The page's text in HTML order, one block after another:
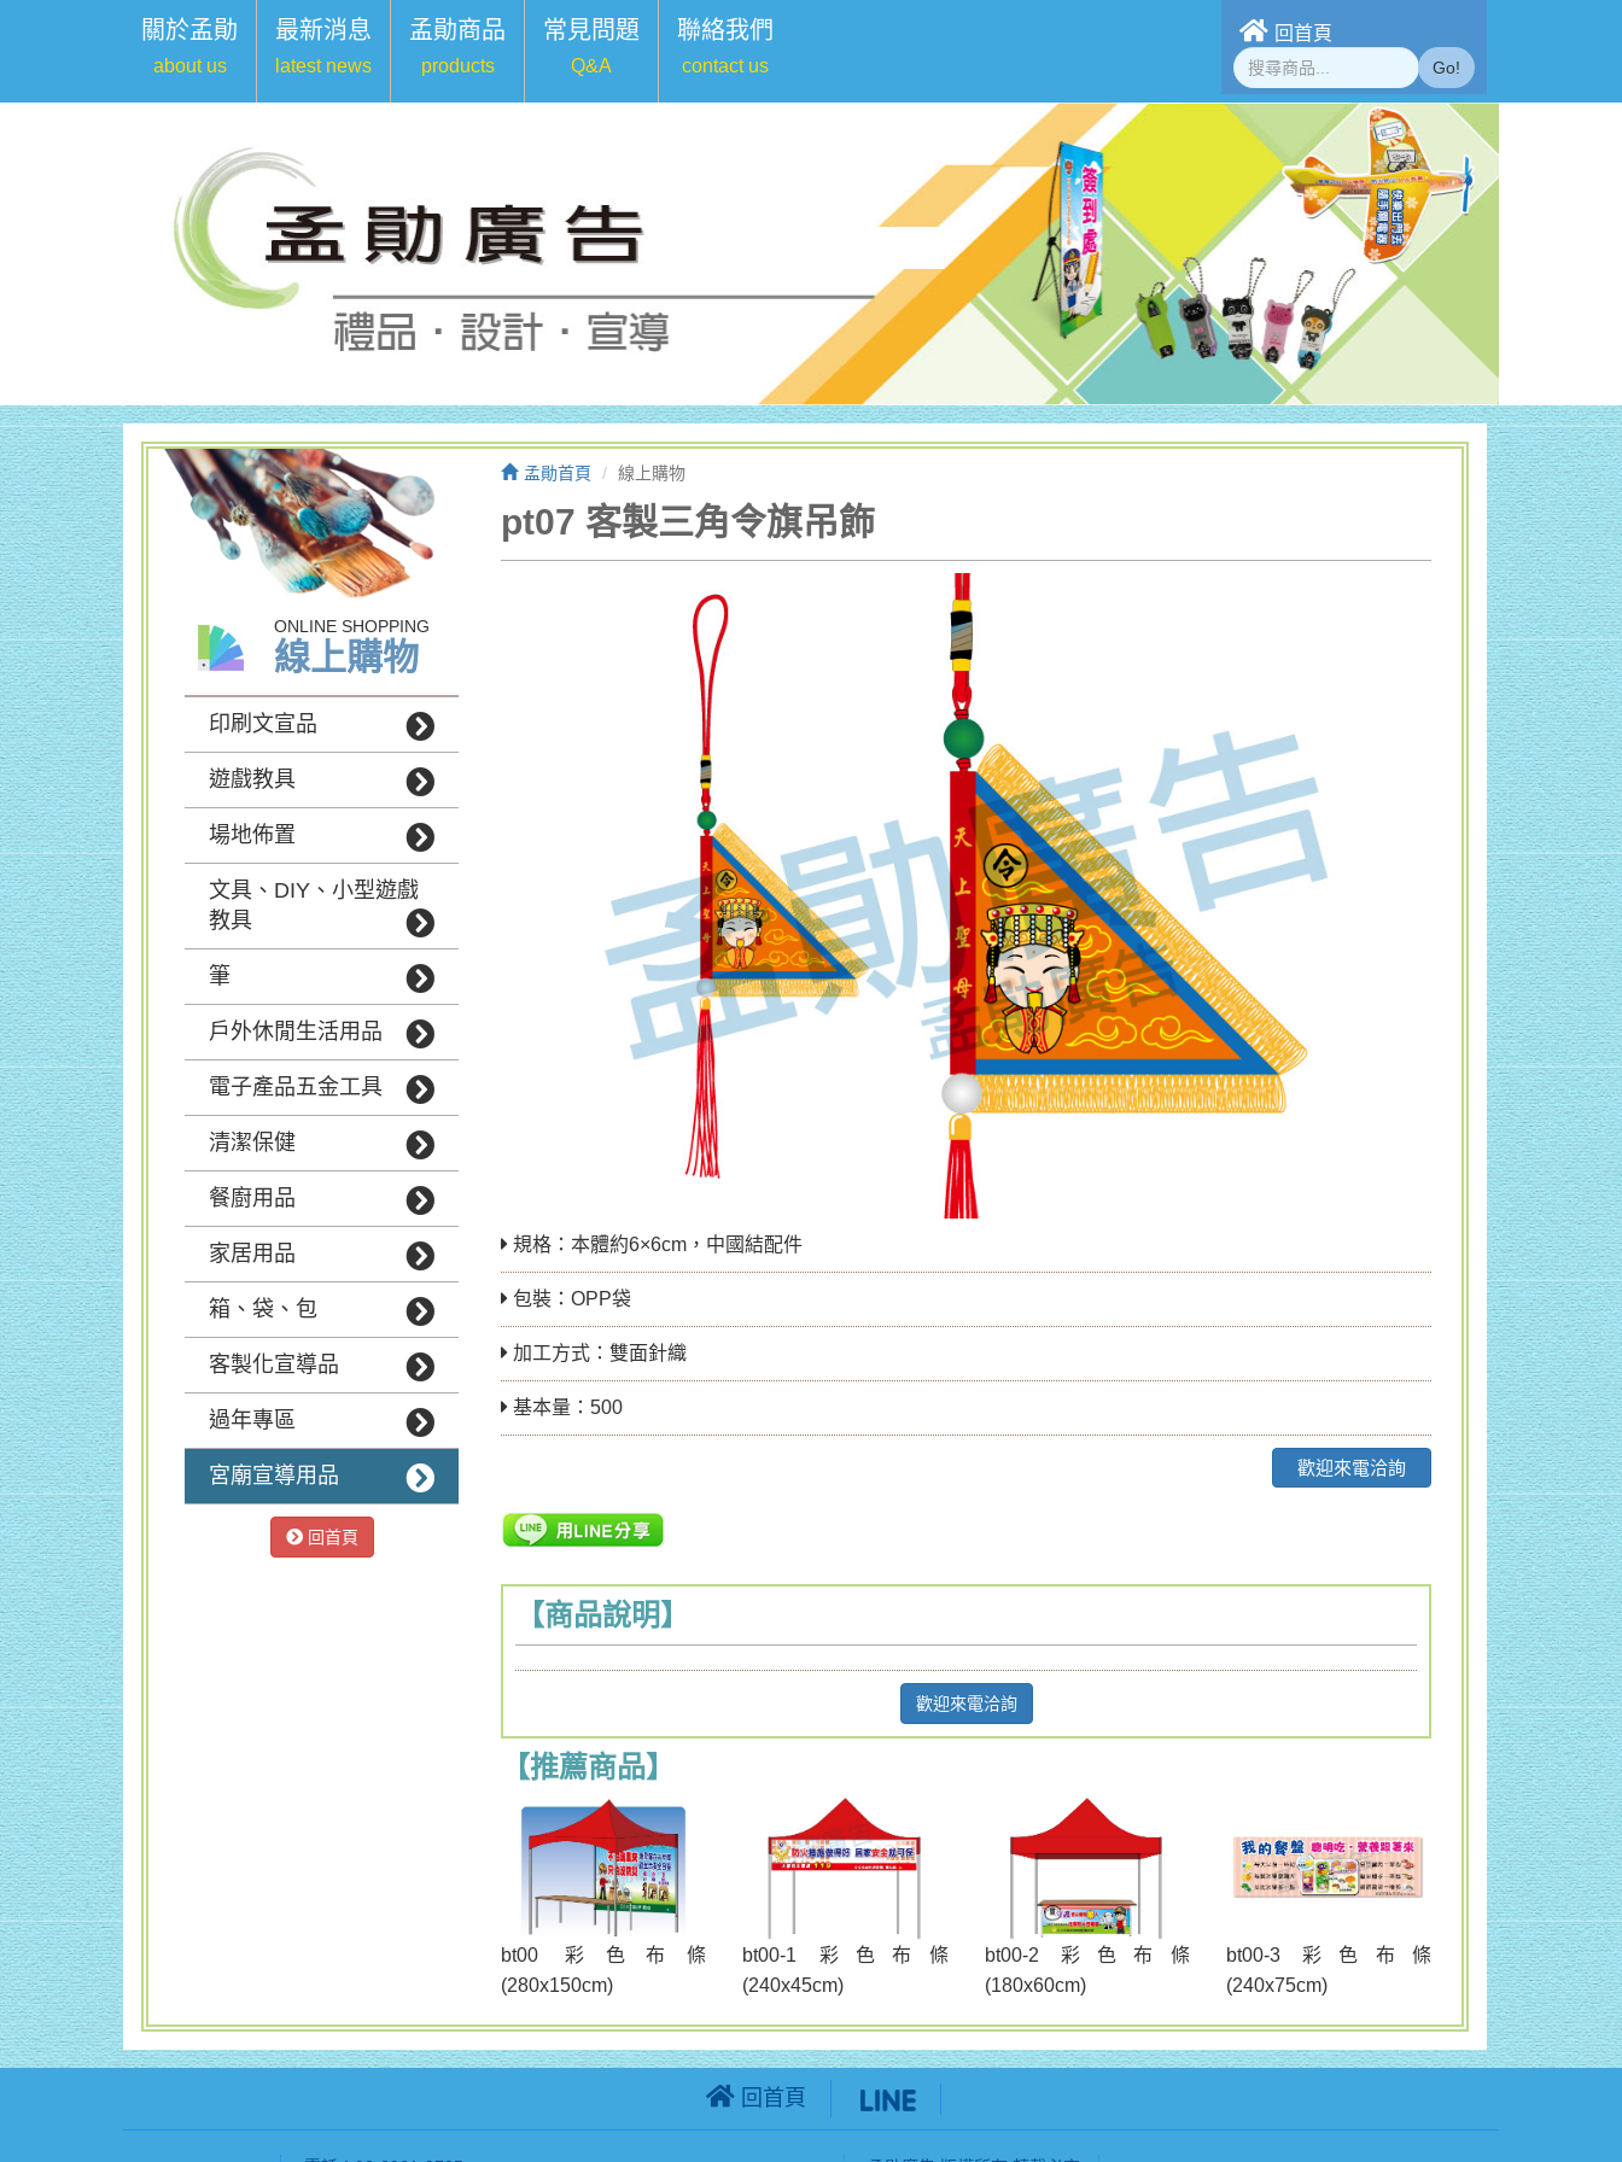
回首頁
Go!
關於孟勛
about us
最新消息
latest news
孟勛商品
products
常見問題
Q&A
聯絡我們
contact us
ONLINE SHOPPING
線上購物
印刷文宣品
遊戲教具
場地佈置
文具、DIY、小型遊戲
教具
筆
戶外休閒生活用品
電子產品五金工具
清潔保健
餐廚用品
家居用品
箱、袋、包
客製化宣導品
過年專區
宮廟宣導用品
回首頁
孟勛首頁 線上購物
pt07 客製三角令旗吊飾
規格：本體約6×6cm，中國結配件
包裝：OPP袋
加工方式：雙面針織
基本量：500
歡迎來電洽詢
【商品說明】
歡迎來電洽詢
【推薦商品】
bt00 彩色布條
(280x150cm)
bt00-1 彩色布條
(240x45cm)
bt00-2 彩色布條
(180x60cm)
bt00-3 彩色布條
(240x75cm)
回首頁